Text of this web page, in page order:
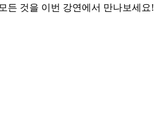
든 것을 이번 강연에서 만나보세요!